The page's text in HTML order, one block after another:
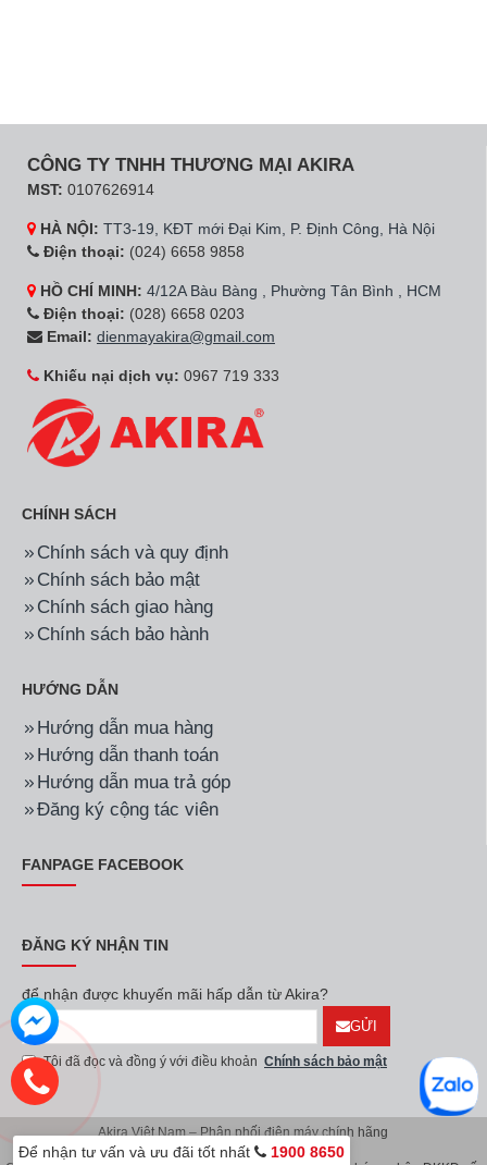
CÔNG TY TNHH THƯƠNG MẠI AKIRA
MST: 0107626914
HÀ NỘI: TT3-19, KĐT mới Đại Kim, P. Định Công, Hà Nội
Điện thoại: (024) 6658 9858
HỒ CHÍ MINH: 4/12A Bàu Bàng , Phường Tân Bình , HCM
Điện thoại: (028) 6658 0203
Email: dienmayakira@gmail.com
Khiếu nại dịch vụ: 0967 719 333
CHÍNH SÁCH
Chính sách và quy định
Chính sách bảo mật
Chính sách giao hàng
Chính sách bảo hành
HƯỚNG DẪN
Hướng dẫn mua hàng
Hướng dẫn thanh toán
Hướng dẫn mua trả góp
Đăng ký cộng tác viên
FANPAGE FACEBOOK
ĐĂNG KÝ NHẬN TIN
để nhận được khuyến mãi hấp dẫn từ Akira?
GỬI
Tôi đã đọc và đồng ý với điều khoản Chính sách bảo mật
Akira Việt Nam – Phân phối điện máy chính hãng
Để nhận tư vấn và ưu đãi tốt nhất 1900 8650